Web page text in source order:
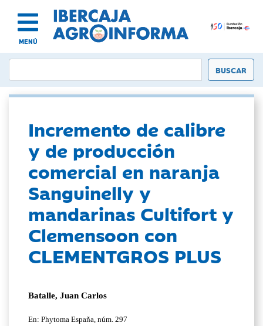
MENÚ
Incremento de calibre
y de producción
comercial en naranja
Sanguinelly y
mandarinas Cultifort y
Clemensoon con
CLEMENTGROS PLUS
Batalle, Juan Carlos
En: Phytoma España, núm. 297